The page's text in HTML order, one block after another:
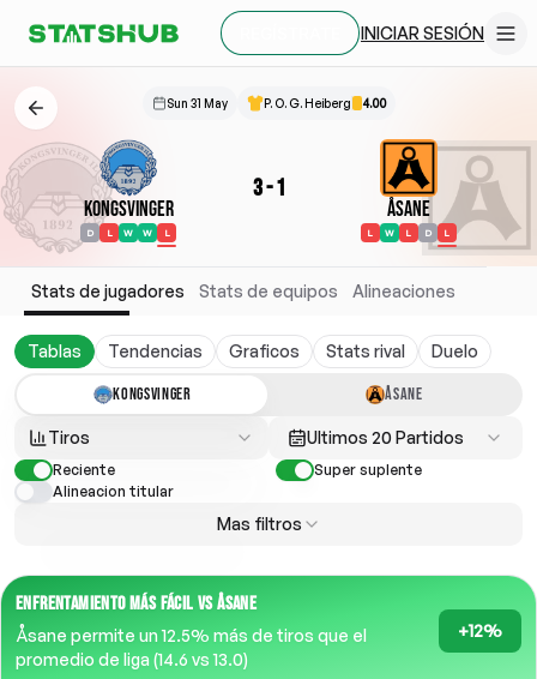
INICIAR SESIÓN
Sun 31 May P. O. G. Heiberg 4.00
Kongsvinger
D L W W L
3-1
Åsane
L W L D L
Stats de jugadores Stats de equipos Alineaciones
Tablas Tendencias Graficos Stats rival Duelo
KONGSVINGER ÅSANE
Tiros Ultimos 20 Partidos
Reciente
Super suplente
Alineacion titular
Mas filtros
ENFRENTAMIENTO MÁS FÁCIL VS ÅSANE
Åsane permite un 12.5% más de tiros que el
promedio de liga (14.6 vs 13.0)
+12%